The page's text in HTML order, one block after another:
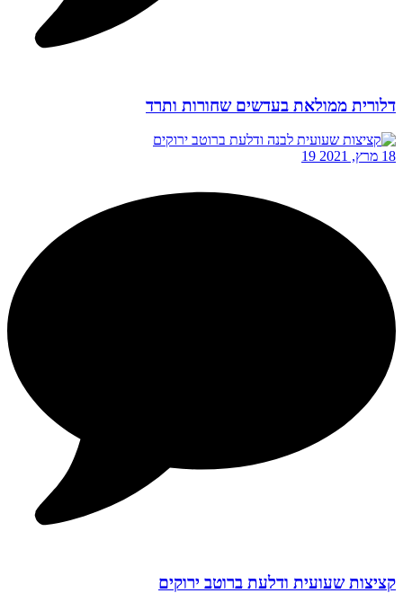
דלורית ממולאת בעדשים שחורות ותרד
18 מרץ, 2021 19
קציצות שעועית ודלעת ברוטב ירוקים